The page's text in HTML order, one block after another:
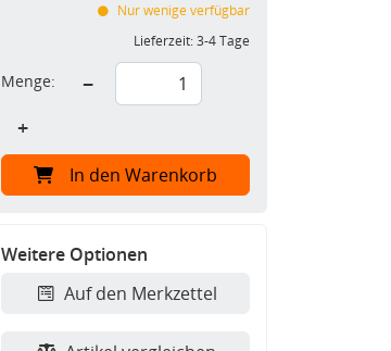
Nur wenige verfügbar
Lieferzeit:3-4 Tage
Menge:
−
+
In den Warenkorb
Weitere Optionen
Auf den Merkzettel